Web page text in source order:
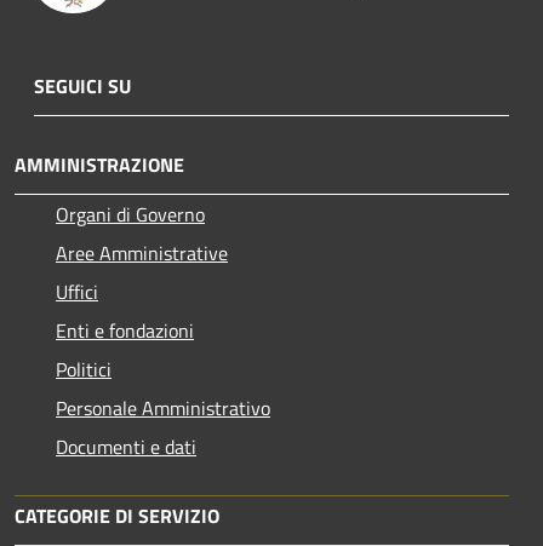
SEGUICI SU
AMMINISTRAZIONE
Organi di Governo
Aree Amministrative
Uffici
Enti e fondazioni
Politici
Personale Amministrativo
Documenti e dati
CATEGORIE DI SERVIZIO